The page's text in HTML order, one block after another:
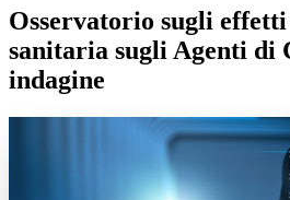
Osservatorio sugli
sanitaria sugli Agenti di
indagine